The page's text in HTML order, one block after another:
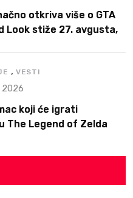
otkriva više o GTA
Look stiže 27. avgusta,
, VESTI
2026
koji će igrati
The Legend of Zelda